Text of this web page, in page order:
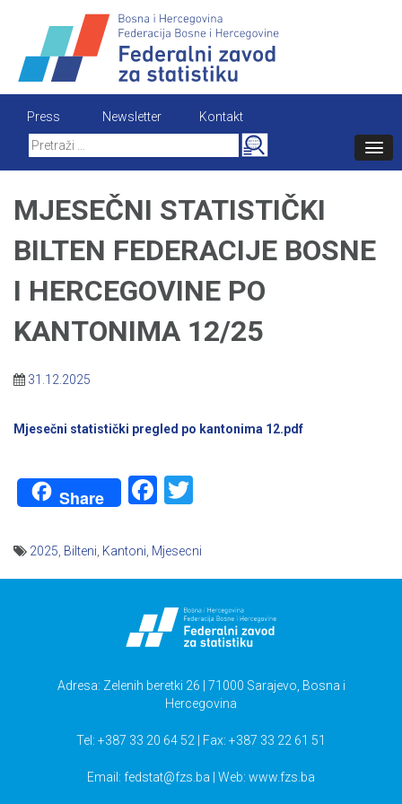
content
Press Newsletter
Kontakt
Search
for:
MJESEČNI STATISTIČKI
BILTEN FEDERACIJE BOSNE
I HERCEGOVINE PO
KANTONIMA 12/25
31.12.2025
Mjesečni statistički pregled po kantonima 12.pdf
Share Facebook
2025 Bilteni Kantoni Mjesecni
Adresa: Zelenih beretki 26 | 71000 Sarajevo, Bosna i
Hercegovina
Tel: +387 33 20 64 52 | Fax: +387 33 22 61 51
Email: fedstat@fzs.ba | Web: www.fzs.ba